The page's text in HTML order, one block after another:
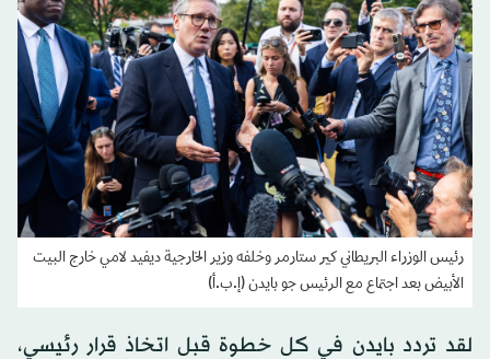
رئيس الوزراء البريطاني كير ستارمر وخلفه وزير الخارجية ديفيد لامي خارج البيت
الأبيض بعد اجتماع مع الرئيس جو بايدن (إ.ب.أ)
لقد تردد بايدن في كل خطوة قبل اتخاذ قرار رئيسي،